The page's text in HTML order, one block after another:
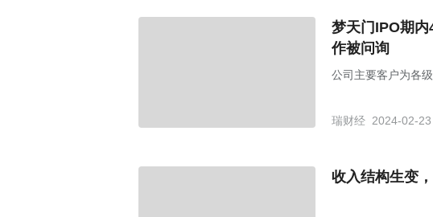
梦天门IPO期
作被问询
公司主要客户为各
瑞财经 2024-02-23
收入结构生变